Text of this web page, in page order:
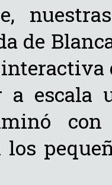
de
a escala